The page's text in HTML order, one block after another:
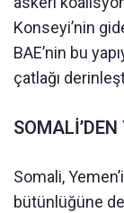
Konseyi’nin
BAE’nin bu
çatlağı
SOMALİ’DEN
Somali,
bütünlüğüne